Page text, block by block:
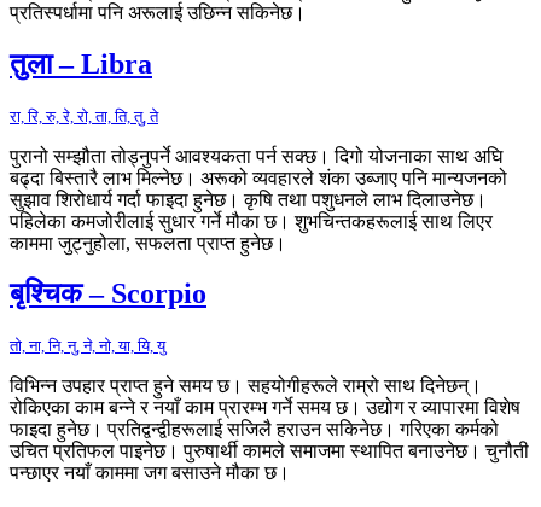
प्रतिस्पर्धामा पनि अरूलाई उछिन्न सकिनेछ।
तुला – Libra
रा, रि, रु, रे, रो, ता, ति, तु, ते
पुरानो सम्झौता तोड्नुपर्ने आवश्यकता पर्न सक्छ। दिगो योजनाका साथ अघि
बढ्दा बिस्तारै लाभ मिल्नेछ। अरूको व्यवहारले शंका उब्जाए पनि मान्यजनको
सुझाव शिरोधार्य गर्दा फाइदा हुनेछ। कृषि तथा पशुधनले लाभ दिलाउनेछ।
पहिलेका कमजोरीलाई सुधार गर्ने मौका छ। शुभचिन्तकहरूलाई साथ लिएर
काममा जुट्नुहोला, सफलता प्राप्त हुनेछ।
बृश्चिक – Scorpio
तो, ना, नि, नु, ने, नो, या, यि, यु
विभिन्न उपहार प्राप्त हुने समय छ। सहयोगीहरूले राम्रो साथ दिनेछन्।
रोकिएका काम बन्ने र नयाँ काम प्रारम्भ गर्ने समय छ। उद्योग र व्यापारमा विशेष
फाइदा हुनेछ। प्रतिद्वन्द्वीहरूलाई सजिलै हराउन सकिनेछ। गरिएका कर्मको
उचित प्रतिफल पाइनेछ। पुरुषार्थी कामले समाजमा स्थापित बनाउनेछ। चुनौती
पन्छाएर नयाँ काममा जग बसाउने मौका छ।